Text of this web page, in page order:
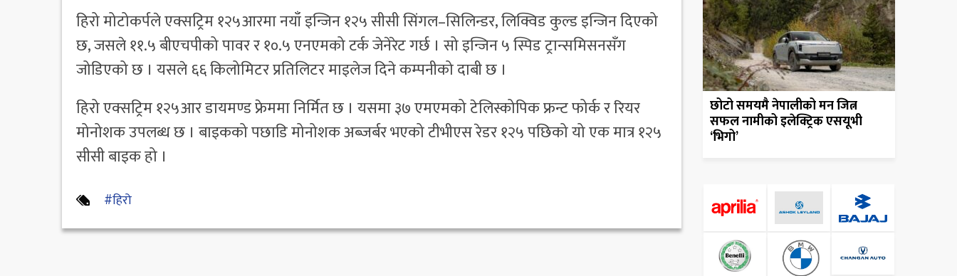
हिरो मोटोकर्पले एक्सट्रिम १२५आरमा नयाँ इन्जिन १२५ सीसी सिंगल–सिलिन्डर, लिक्विड कुल्ड इन्जिन दिएको
छ, जसले ११.५ बीएचपीको पावर र १०.५ एनएमको टर्क जेनेरेट गर्छ । सो इन्जिन ५ स्पिड ट्रान्समिसनसँग
जोडिएको छ । यसले ६६ किलोमिटर प्रतिलिटर माइलेज दिने कम्पनीको दाबी छ ।
हिरो एक्सट्रिम १२५आर डायमण्ड फ्रेममा निर्मित छ । यसमा ३७ एमएमको टेलिस्कोपिक फ्रन्ट फोर्क र रियर
मोनोशक उपलब्ध छ । बाइकको पछाडि मोनोशक अब्जर्बर भएको टीभीएस रेडर १२५ पछिको यो एक मात्र १२५
सीसी बाइक हो ।
#हिरो
छोटो समयमै नेपालीको मन जित्न
सफल नामीको इलेक्ट्रिक एसयूभी
‘भिगो’